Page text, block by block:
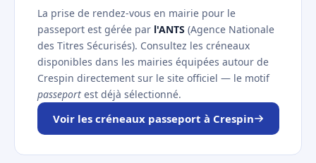
La prise de rendez-vous en mairie pour le
passeport est gérée par l'ANTS (Agence Nationale
des Titres Sécurisés). Consultez les créneaux
disponibles dans les mairies équipées autour de
Crespin directement sur le site officiel — le motif
passeport est déjà sélectionné.
Voir les créneaux passeport à Crespin